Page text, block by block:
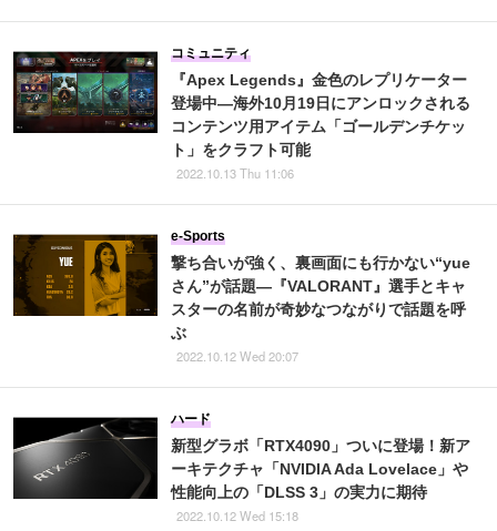
『Apex Legends』金色のレプリケーター
登場中―海外10月19日にアンロックされる
コンテンツ用アイテム「ゴールデンチケッ
ト」をクラフト可能
コミュニティ
2022.10.13 Thu 11:06
撃ち合いが強く、裏画面にも行かない“yue
さん”が話題―『VALORANT』選手とキャ
スターの名前が奇妙なつながりで話題を呼
ぶ
e-Sports
2022.10.12 Wed 20:07
新型グラボ「RTX4090」ついに登場！新ア
ーキテクチャ「NVIDIA Ada Lovelace」や
性能向上の「DLSS 3」の実力に期待
ハード
2022.10.12 Wed 15:18